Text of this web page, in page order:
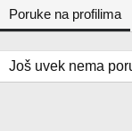
Poruke na profilima
Još uvek nema